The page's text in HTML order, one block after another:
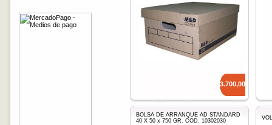
3.700,00
BOLSA DE ARRANQUE AD STANDARD
40 X 50 x 750 GR. COD. 10302030